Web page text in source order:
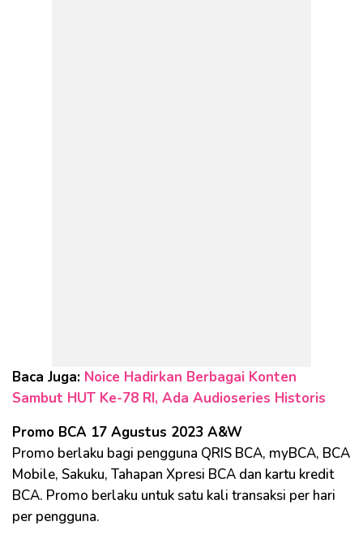
Baca Juga: Noice Hadirkan Berbagai Konten
Sambut HUT Ke-78 RI, Ada Audioseries Historis
Promo BCA 17 Agustus 2023 A&W
Promo berlaku bagi pengguna QRIS BCA, myBCA, BCA
Mobile, Sakuku, Tahapan Xpresi BCA dan kartu kredit
BCA. Promo berlaku untuk satu kali transaksi per hari
per pengguna.